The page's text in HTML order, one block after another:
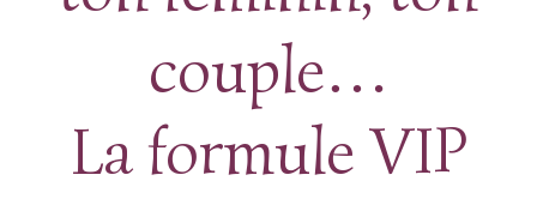
couple…
La formule VIP